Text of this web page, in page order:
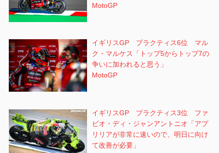
MotoGP
イギリスGP プラクティス6位 マル
ク・マルケス「トップ5からトップ7の
争いに加われると思う」
MotoGP
イギリスGP プラクティス3位 ファ
ビオ・ディ・ジャンアントニオ「アプ
リリアが非常に速いので、明日に向け
て改善が必要」